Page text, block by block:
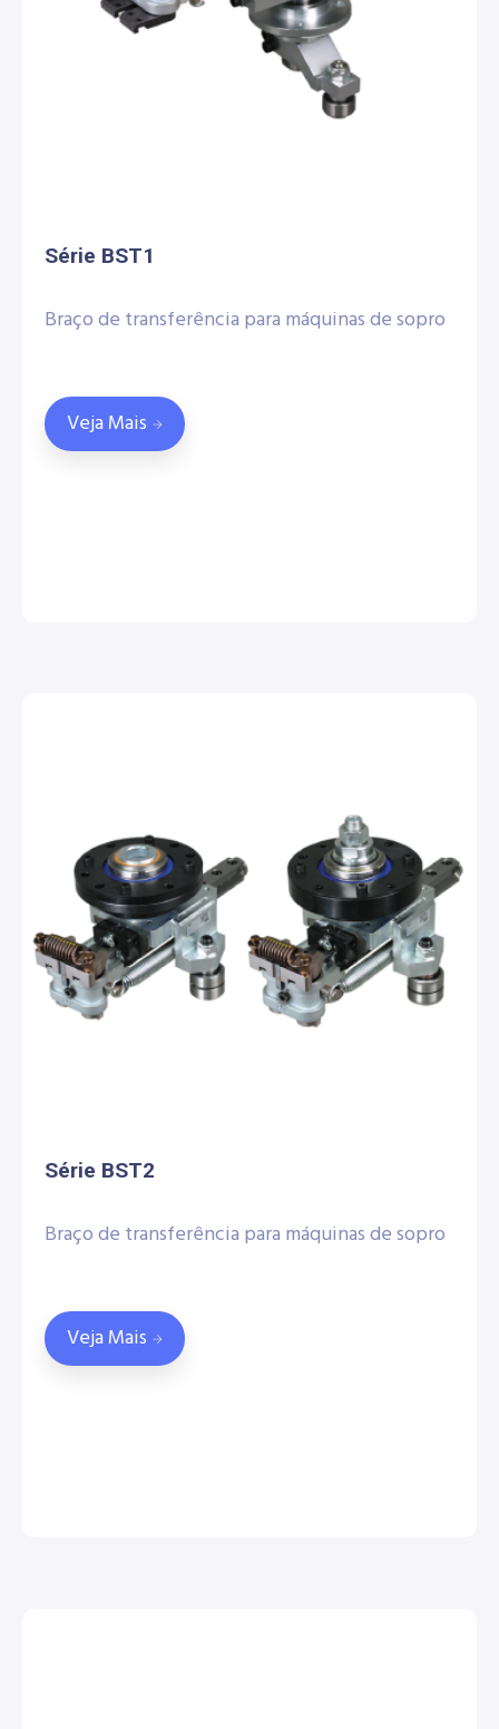
Série BST1
Braço de transferência para máquinas de sopro
Veja Mais
Série BST2
Braço de transferência para máquinas de sopro
Veja Mais